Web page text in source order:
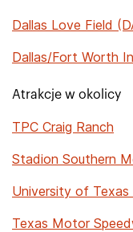
Dallas Love Field
Dallas/Fort Worth
Atrakcje w okolicy
TPC Craig Ranch
Stadion Southern
University of
Texas Motor